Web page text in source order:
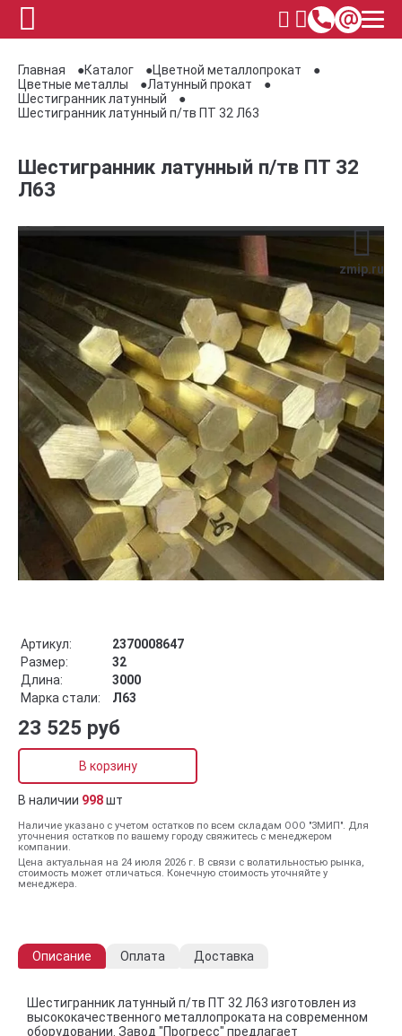
Главная Каталог
Цветной металлопрокат
Цветные металлы
Латунный прокат
Шестигранник латунный
Шестигранник латунный п/тв ПТ 32 Л63
Шестигранник латунный п/тв ПТ 32
Л63
zmip.ru
Артикул:
2370008647
Размер:
32
Длина:
3000
Марка стали:
Л63
23 525 руб
В корзину
В наличии 998шт
Наличие указано с учетом остатков по всем складам ООО "ЗМИП". Для
уточнения остатков по вашему городу свяжитесь с менеджером
компании.
Цена актуальная на 24 июля 2026 г. В связи с волатильностью рынка,
стоимость может отличаться. Конечную стоимость уточняйте у
менеджера.
Описание Оплата Доставка
Шестигранник латунный п/тв ПТ 32 Л63 изготовлен из
высококачественного металлопроката на современном
оборудовании. Завод "Прогресс" предлагает